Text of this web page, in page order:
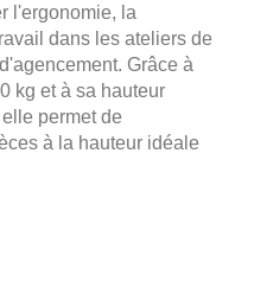
l'ergonomie, la
dans les ateliers de
Grâce à
kg et à sa hauteur
permet de
à la hauteur idéale